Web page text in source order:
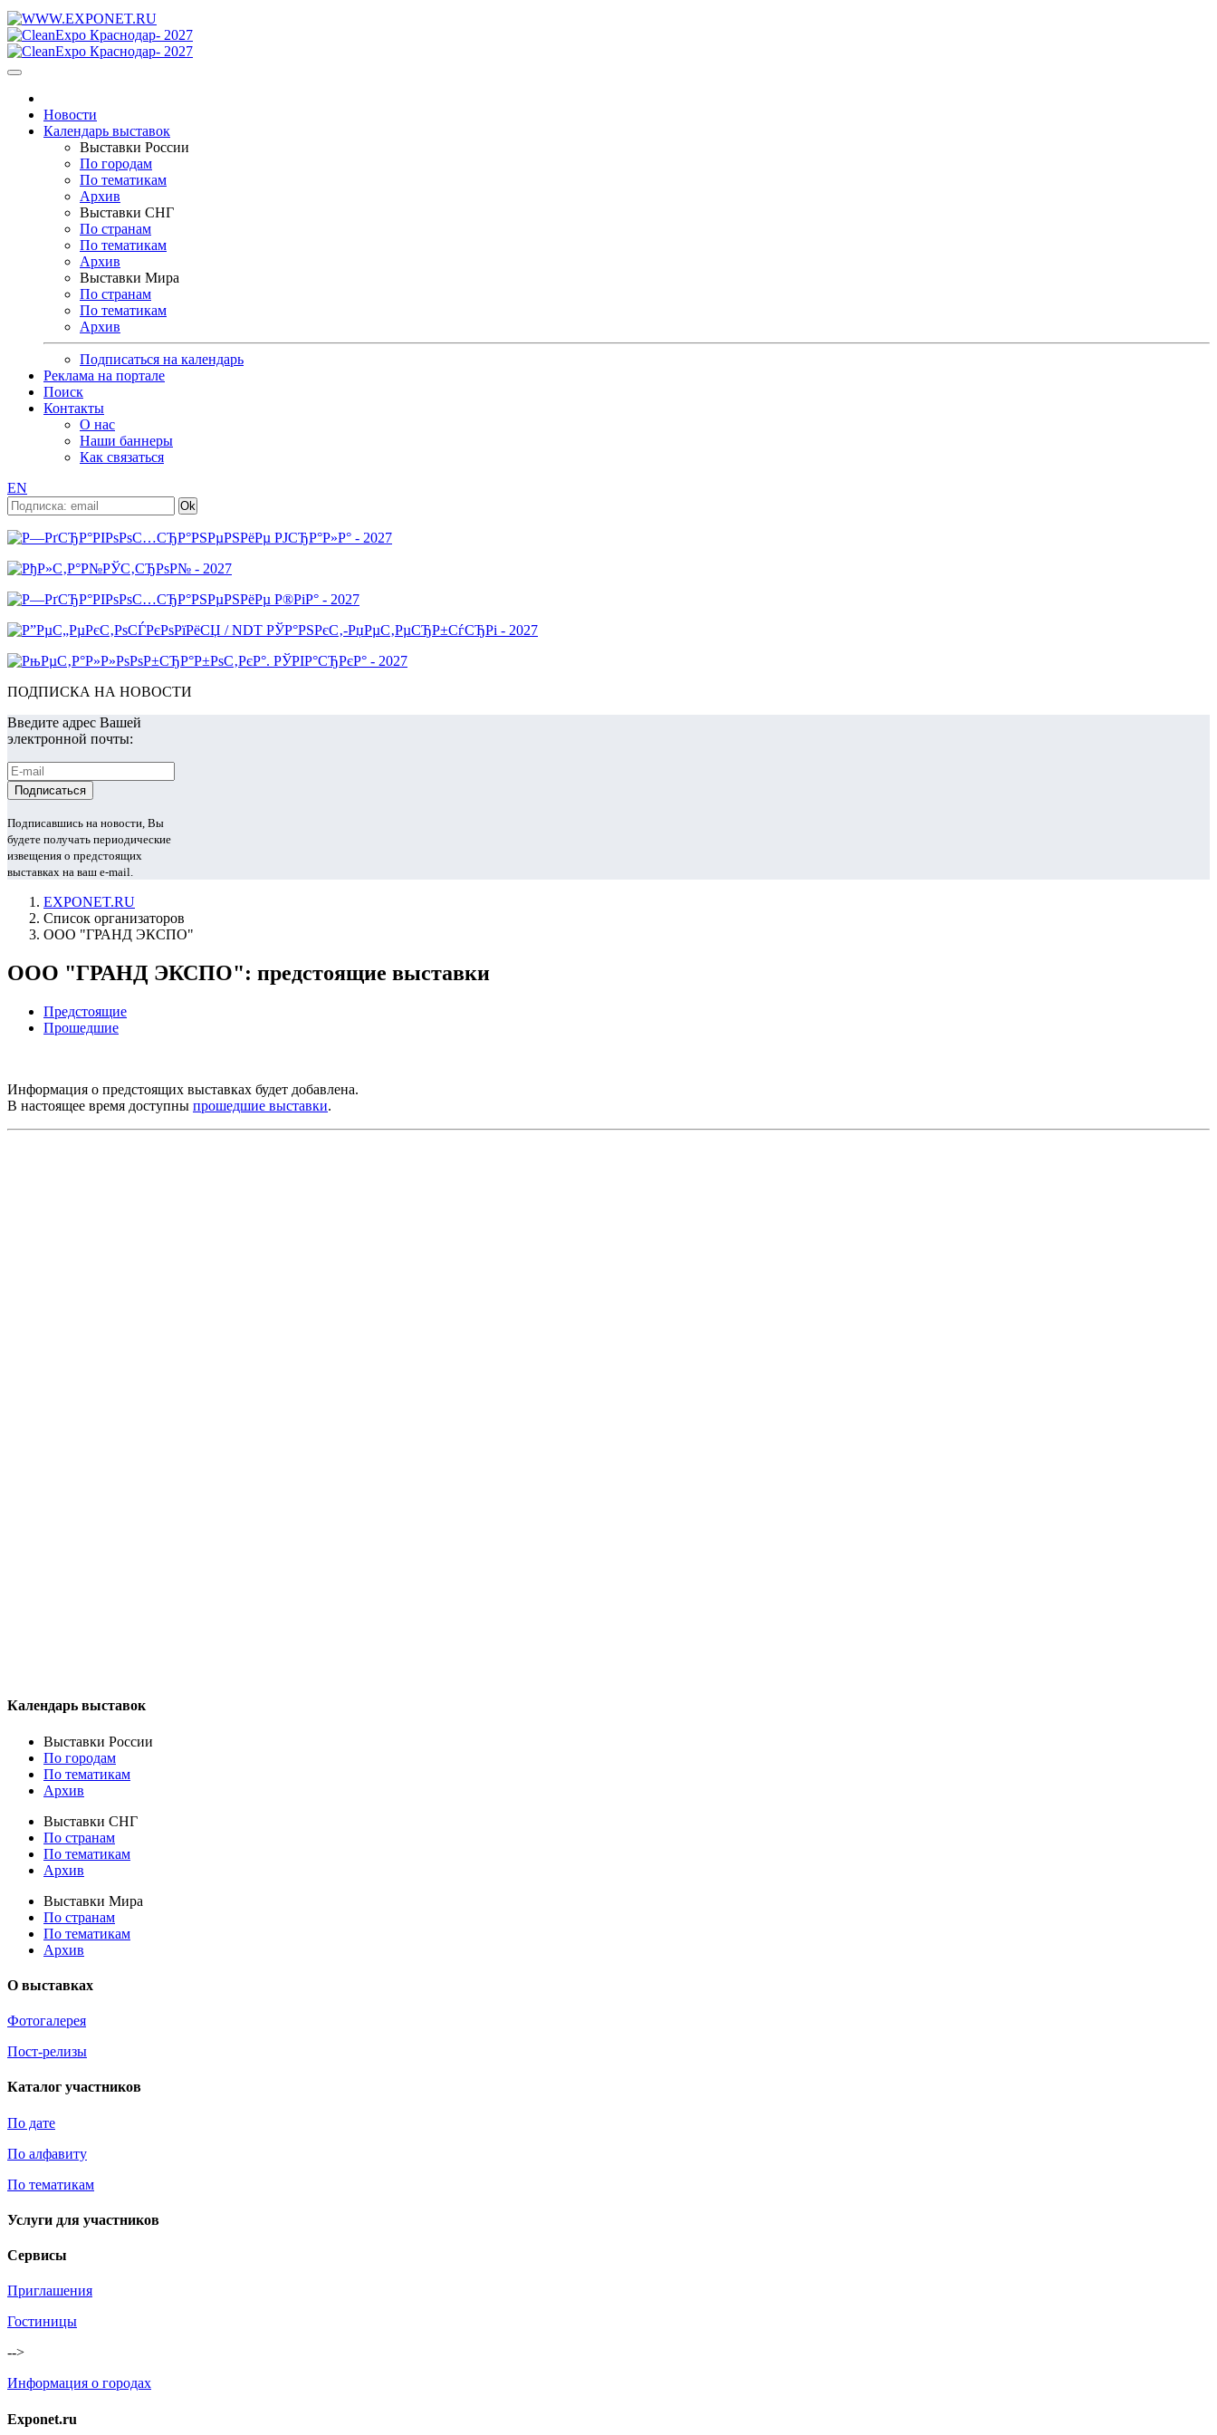
Новости
Календарь выставок
Выставки России
По городам
По тематикам
Архив
Выставки СНГ
По странам
По тематикам
Архив
Выставки Мира
По странам
По тематикам
Архив
Подписаться на календарь
Реклама на портале
Поиск
Контакты
О нас
Наши баннеры
Как связаться
EN
ПОДПИСКА НА НОВОСТИ
Введите адрес Вашей
электронной почты:
Подписавшись на новости, Вы
будете получать периодические
извещения о предстоящих
выставках на ваш e-mail.
EXPONET.RU
Список организаторов
ООО "ГРАНД ЭКСПО"
ООО "ГРАНД ЭКСПО": предстоящие выставки
Предстоящие
Прошедшие
Информация о предстоящих выставках будет добавлена.
В настоящее время доступны прошедшие выставки.
Календарь выставок
Выставки России
По городам
По тематикам
Архив
Выставки СНГ
По странам
По тематикам
Архив
Выставки Мира
По странам
По тематикам
Архив
О выставках
Фотогалерея
Пост-релизы
Каталог участников
По дате
По алфавиту
По тематикам
Услуги для участников
Сервисы
Приглашения
Гостиницы
-->
Информация о городах
Exponet.ru